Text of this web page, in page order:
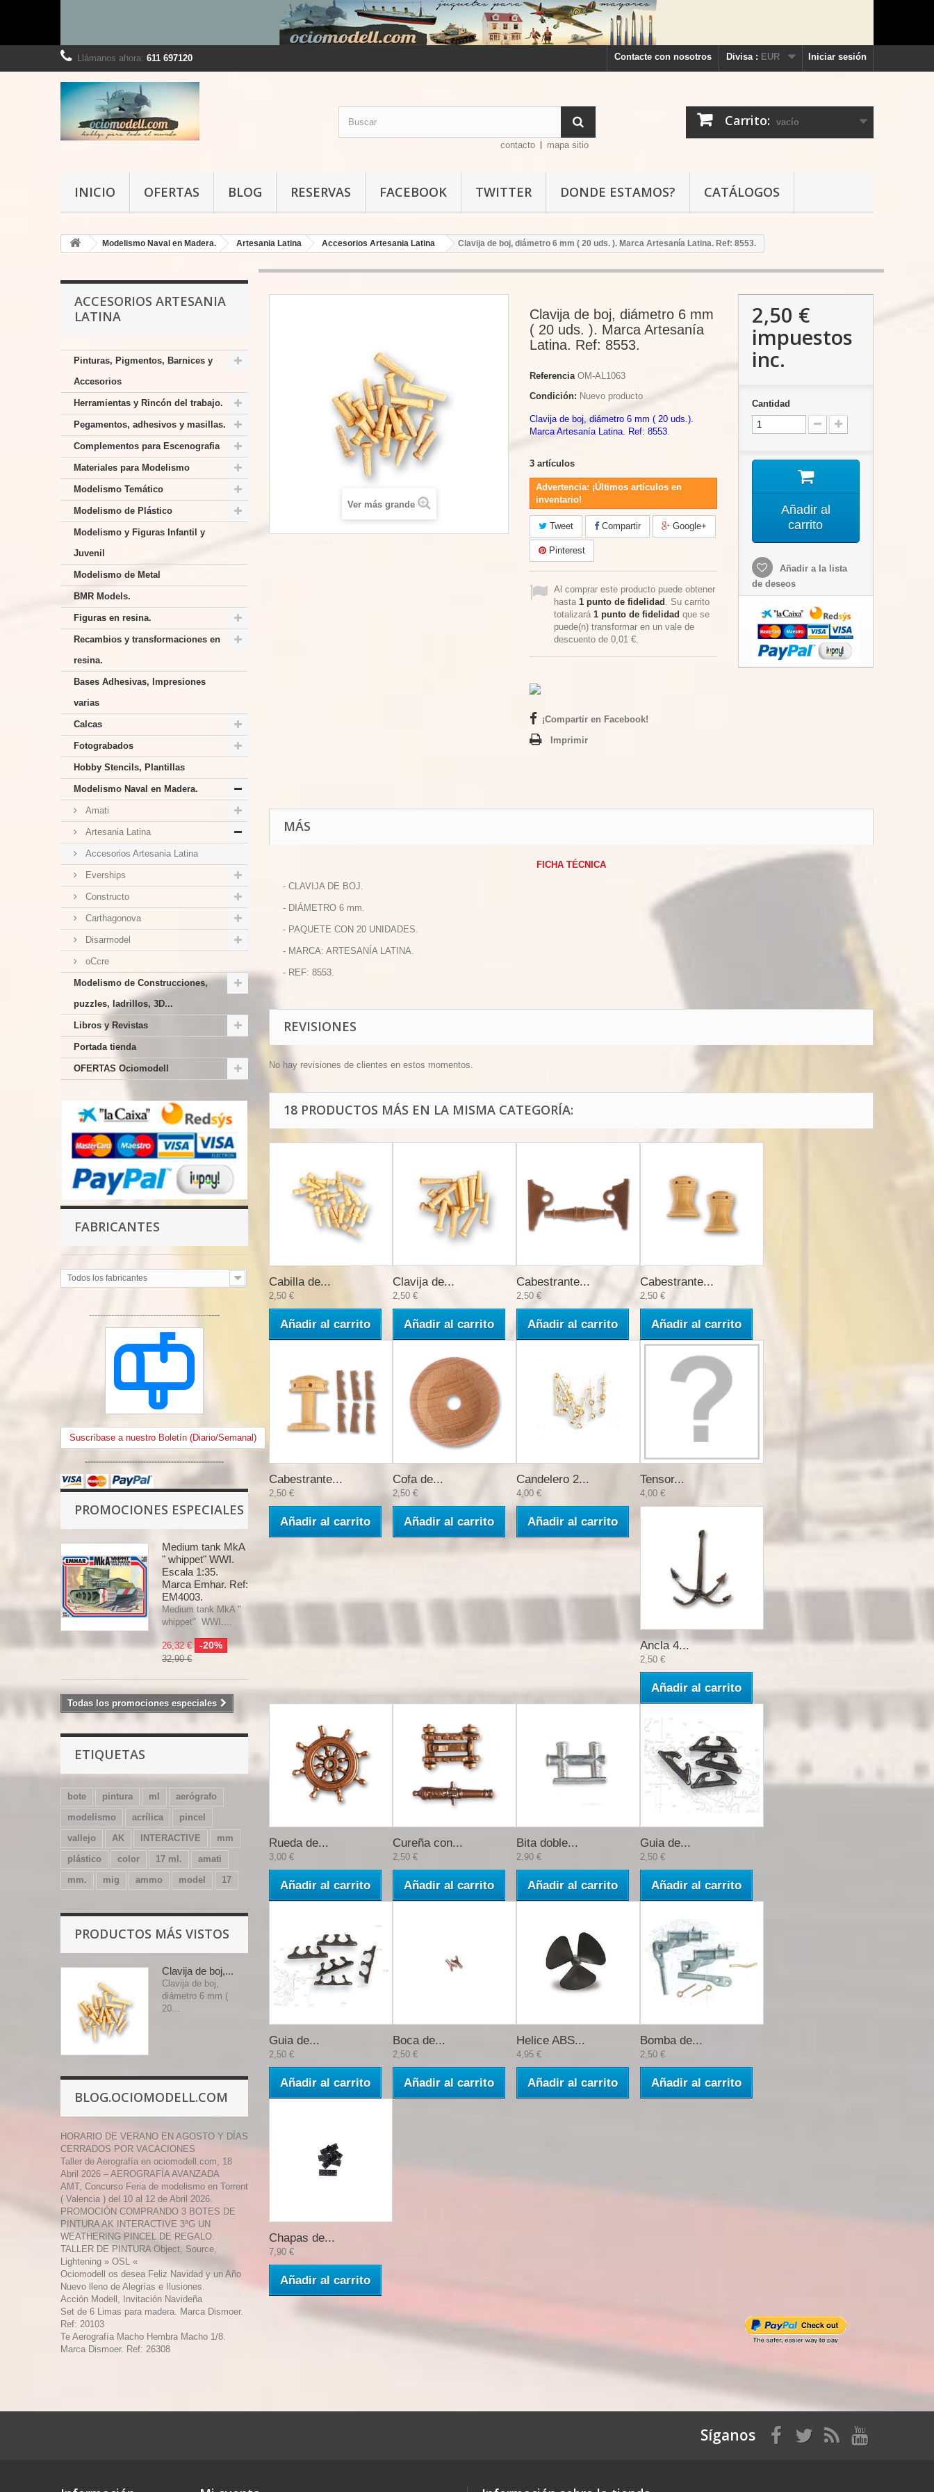
Iniciar sesión
Divisa : EUR
Contacte con nosotros
Llámanos ahora: 611 697120
Carrito: vacío
contacto mapa sitio
INICIO OFERTAS BLOG RESERVAS FACEBOOK TWITTER DONDE ESTAMOS? CATÁLOGOS
Modelismo Naval en Madera. Artesania Latina Accesorios Artesania Latina Clavija de boj, diámetro 6 mm ( 20 uds. ). Marca Artesanía Latina. Ref: 8553.
ACCESORIOS ARTESANIA
LATINA
Pinturas, Pigmentos, Barnices y
Accesorios
Herramientas y Rincón del trabajo.
Pegamentos, adhesivos y masillas.
Complementos para Escenografia
Materiales para Modelismo
Modelismo Temático
Modelismo de Plástico
Modelismo y Figuras Infantil y
Juvenil
Modelismo de Metal
BMR Models.
Figuras en resina.
Recambios y transformaciones en
resina.
Bases Adhesivas, Impresiones
varias
Calcas
Fotograbados
Hobby Stencils, Plantillas
Modelismo Naval en Madera.
Amati
Artesania Latina
Accesorios Artesania Latina
Everships
Constructo
Carthagonova
Disarmodel
oCcre
Modelismo de Construcciones,
puzzles, ladrillos, 3D...
Libros y Revistas
Portada tienda
OFERTAS Ociomodell
FABRICANTES
Todos los fabricantes
-----------------------------------------------
Suscríbase a nuestro Boletín (Diario/Semanal)
--------------------------------------------------
PROMOCIONES ESPECIALES
Medium tank MkA
" whippet" WWI.
Escala 1:35.
Marca Emhar. Ref:
EM4003.
Medium tank MkA "
whippet" WWI....
26,32 € -20%
32,90 €
Todas los promociones especiales
ETIQUETAS
bote pintura ml
aerógrafo
modelismo
acrílica
pincel
vallejo
AK INTERACTIVE
mm
plástico
color 17 ml.
amati
mm.
mig ammo model 17
PRODUCTOS MÁS VISTOS
Clavija de boj,...
Clavija de boj,
diámetro 6 mm (
20...
BLOG.OCIOMODELL.COM
HORARIO DE VERANO EN AGOSTO Y DÍAS
CERRADOS POR VACACIONES
Taller de Aerografía en ociomodell.com, 18
Abril 2026 – AEROGRAFÍA AVANZADA
AMT, Concurso Feria de modelismo en Torrent
( Valencia ) del 10 al 12 de Abril 2026.
PROMOCIÓN COMPRANDO 3 BOTES DE
PINTURA AK INTERACTIVE 3ªG UN
WEATHERING PINCEL DE REGALO.
TALLER DE PINTURA Object, Source,
Lightening » OSL «
Ociomodell os desea Feliz Navidad y un Año
Nuevo lleno de Alegrías e Ilusiones.
Acción Modell, Invitación Navideña
Set de 6 Limas para madera. Marca Dismoer.
Ref: 20103
Te Aerografía Macho Hembra Macho 1/8.
Marca Dismoer. Ref: 26308
Ver más grande
Clavija de boj, diámetro 6 mm
( 20 uds. ). Marca Artesanía
Latina. Ref: 8553.
Referencia OM-AL1063
Condición: Nuevo producto
Clavija de boj, diámetro 6 mm ( 20 uds.).
Marca Artesanía Latina. Ref: 8553.
3 artículos
Advertencia: ¡Últimos artículos en
inventario!
Tweet Compartir Google+
Pinterest
Al comprar este producto puede obtener
hasta 1 punto de fidelidad . Su carrito
totalizará 1 punto de fidelidad que se
puede(n) transformar en un vale de
descuento de 0,01 €.
¡Compartir en Facebook!
Imprimir
2,50 €
impuestos
inc.
Cantidad
Añadir al
carrito
Añadir a la lista
de deseos
MÁS
FICHA TÉCNICA
- CLAVIJA DE BOJ.
- DIÁMETRO 6 mm.
- PAQUETE CON 20 UNIDADES.
- MARCA: ARTESANÍA LATINA.
- REF: 8553.
REVISIONES
No hay revisiones de clientes en estos momentos.
18 PRODUCTOS MÁS EN LA MISMA CATEGORÍA:
Cabilla de...
2,50 €
Añadir al carrito
Clavija de...
2,50 €
Añadir al carrito
Cabestrante...
2,50 €
Añadir al carrito
Cabestrante...
2,50 €
Añadir al carrito
Cabestrante...
2,50 €
Añadir al carrito
Cofa de...
2,50 €
Añadir al carrito
Candelero 2...
4,00 €
Añadir al carrito
Tensor...
4,00 €
Ancla 4...
2,50 €
Añadir al carrito
Rueda de...
3,00 €
Añadir al carrito
Cureña con...
2,50 €
Añadir al carrito
Bita doble...
2,90 €
Añadir al carrito
Guia de...
2,50 €
Añadir al carrito
Guia de...
2,50 €
Añadir al carrito
Boca de...
2,50 €
Añadir al carrito
Helice ABS...
4,95 €
Añadir al carrito
Bomba de...
2,50 €
Añadir al carrito
Chapas de...
7,90 €
Añadir al carrito
Síganos